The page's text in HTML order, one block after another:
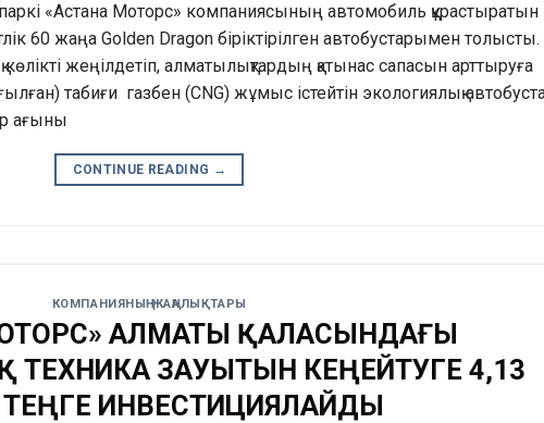
«Астана Моторс» компаниясының автомобиль құрастыратын
60 жаңа Golden Dragon біріктірілген автобустарымен толысты.
жеңілдетіп, алматылықтардың қатынас сапасын арттыруға
табиғи газбен (CNG) жұмыс істейтін экологиялық
ағыны
CONTINUE READING →
КОМПАНИЯНЫҢ ЖАҢАЛЫҚТАРЫ
АЛМАТЫ ҚАЛАСЫНДАҒЫ
ЗАУЫТЫН КЕҢЕЙТУГЕ 4,13
ИНВЕСТИЦИЯЛАЙДЫ